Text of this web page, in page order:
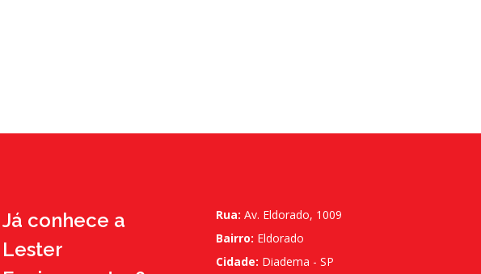
Já conhece a
Lester
Rua: Av. Eldorado, 1009
Bairro: Eldorado
Cidade: Diadema - SP